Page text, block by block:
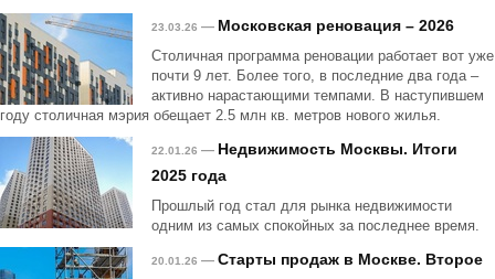
23.03.26 — Московская реновация – 2026
Столичная программа реновации работает вот уже
почти 9 лет. Более того, в последние два года –
активно нарастающими темпами. В наступившем
году столичная мэрия обещает 2.5 млн кв. метров нового жилья.
22.01.26 — Недвижимость Москвы. Итоги
2025 года
Прошлый год стал для рынка недвижимости
одним из самых спокойных за последнее время.
20.01.26 — Старты продаж в Москве. Второе